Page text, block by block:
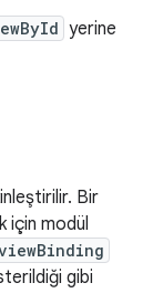
yerine
Bir
için modül
gibi